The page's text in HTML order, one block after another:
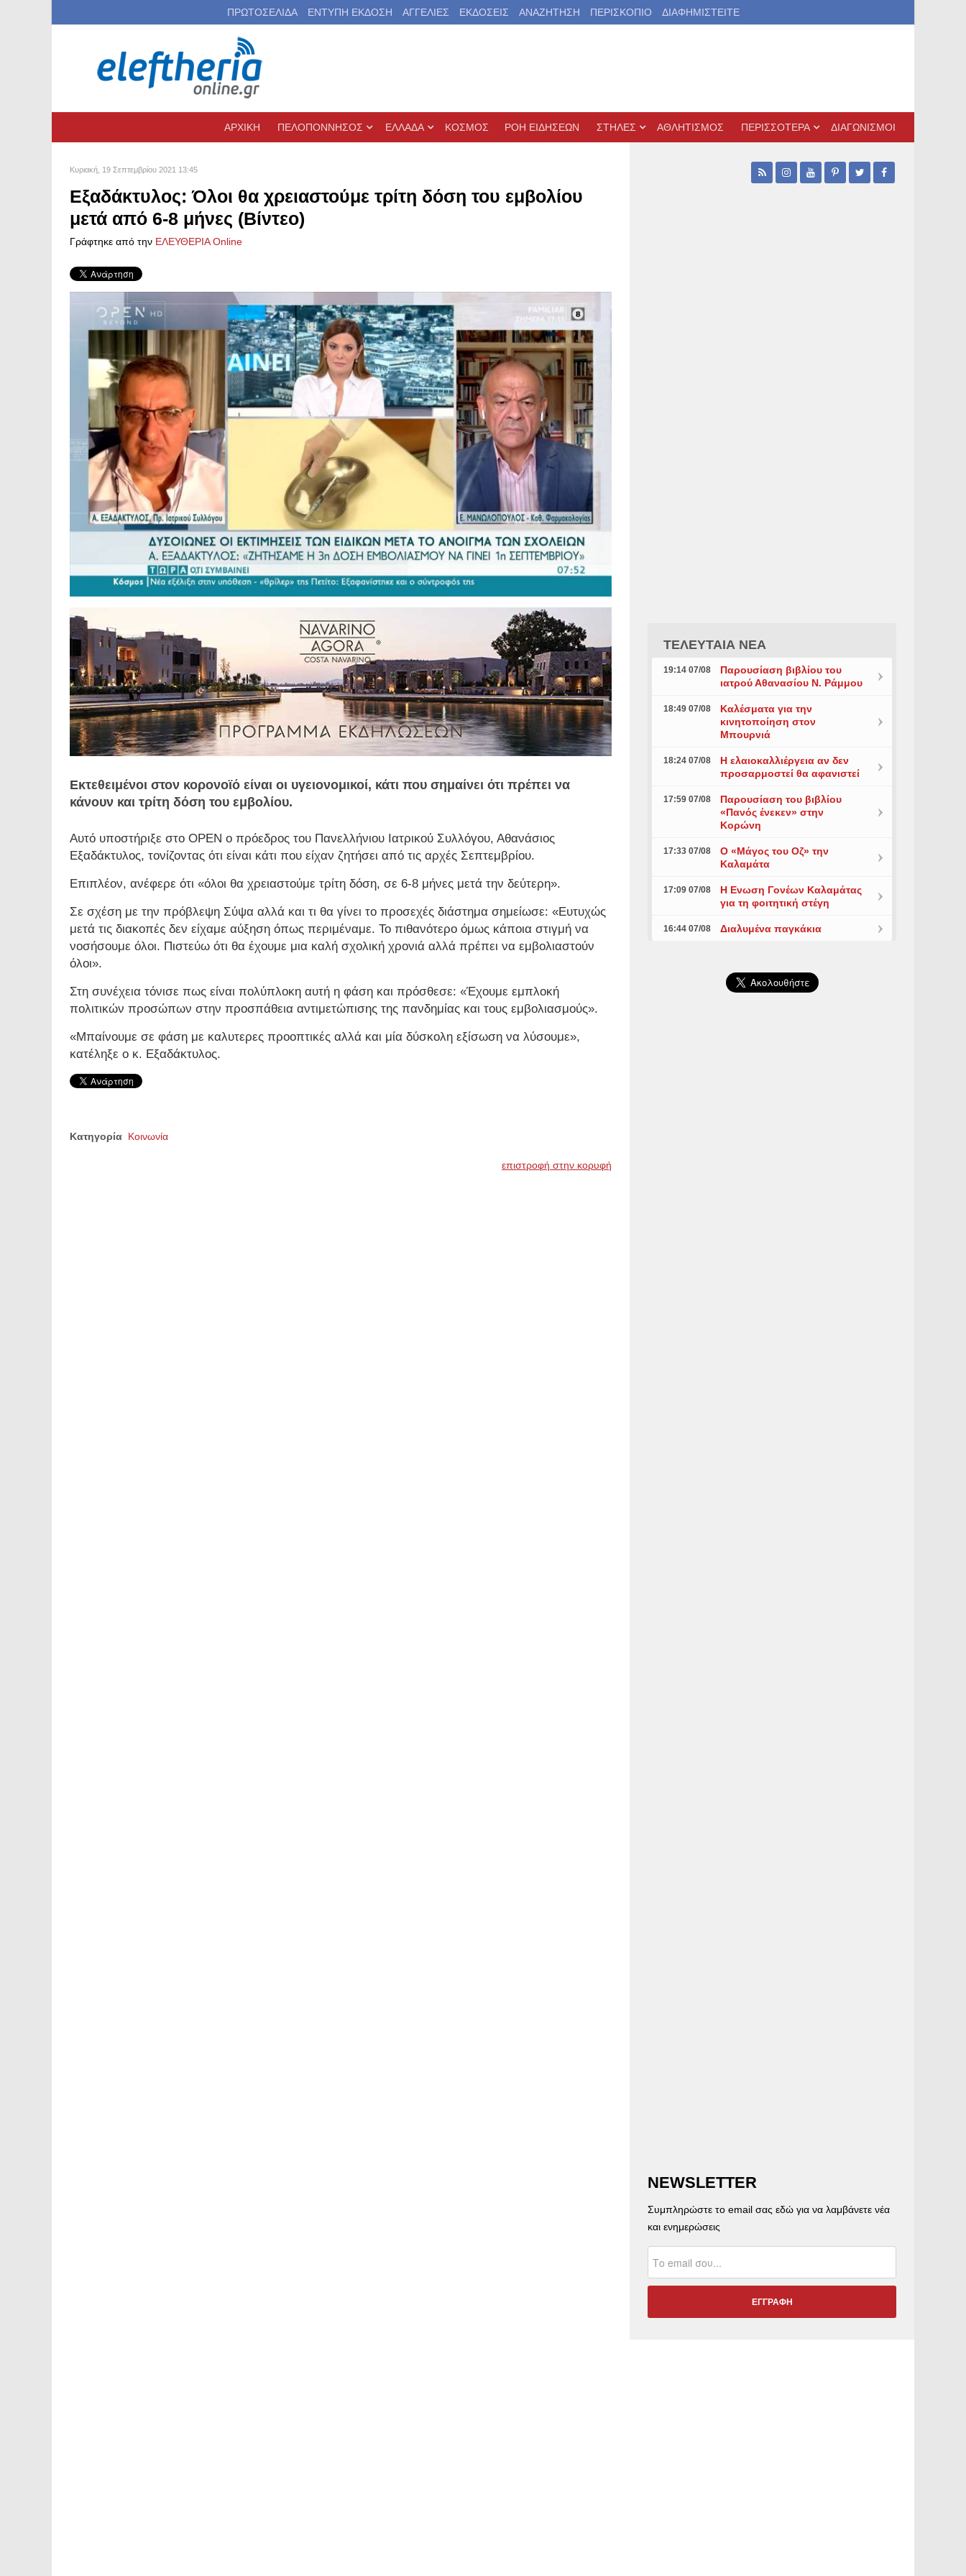
ΠΡΩΤΟΣΕΛΙΔΑ ΕΝΤΥΠΗ ΕΚΔΟΣΗ ΑΓΓΕΛΙΕΣ ΕΚΔΟΣΕΙΣ ΑΝΑΖΗΤΗΣΗ ΠΕΡΙΣΚΟΠΙΟ ΔΙΑΦΗΜΙΣΤΕΙΤΕ
ΑΡΧΙΚΗ ΠΕΛΟΠΟΝΝΗΣΟΣ ΕΛΛΑΔΑ ΚΟΣΜΟΣ ΡΟΗ ΕΙΔΗΣΕΩΝ ΣΤΗΛΕΣ ΑΘΛΗΤΙΣΜΟΣ ΠΕΡΙΣΣΟΤΕΡΑ ΔΙΑΓΩΝΙΣΜΟΙ
Κυριακή, 19 Σεπτεμβρίου 2021 13:45
Εξαδάκτυλος: Όλοι θα χρειαστούμε τρίτη δόση του εμβολίου
μετά από 6-8 μήνες (Βίντεο)
Γράφτηκε από την ΕΛΕΥΘΕΡΙΑ Online
Εκτεθειμένοι στον κορονοϊό είναι οι υγειονομικοί, κάτι που σημαίνει ότι πρέπει να
κάνουν και τρίτη δόση του εμβολίου.
Αυτό υποστήριξε στο OPEN ο πρόεδρος του Πανελλήνιου Ιατρικού Συλλόγου, Αθανάσιος
Εξαδάκτυλος, τονίζοντας ότι είναι κάτι που είχαν ζητήσει από τις αρχές Σεπτεμβρίου.
Επιπλέον, ανέφερε ότι «όλοι θα χρειαστούμε τρίτη δόση, σε 6-8 μήνες μετά την δεύτερη».
Σε σχέση με την πρόβλεψη Σύψα αλλά και τι θα γίνει το προσεχές διάστημα σημείωσε: «Ευτυχώς
μετά τις διακοπές δεν είχαμε αύξηση όπως περιμέναμε. Το πιθανότερο όμως κάποια στιγμή να
νοσήσουμε όλοι. Πιστεύω ότι θα έχουμε μια καλή σχολική χρονιά αλλά πρέπει να εμβολιαστούν
όλοι».
Στη συνέχεια τόνισε πως είναι πολύπλοκη αυτή η φάση και πρόσθεσε: «Έχουμε εμπλοκή
πολιτικών προσώπων στην προσπάθεια αντιμετώπισης της πανδημίας και τους εμβολιασμούς».
«Μπαίνουμε σε φάση με καλυτερες προοπτικές αλλά και μία δύσκολη εξίσωση να λύσουμε»,
κατέληξε ο κ. Εξαδάκτυλος.
Κατηγορία Κοινωνία
επιστροφή στην κορυφή
ΤΕΛΕΥΤΑΙΑ ΝΕΑ
19:14 07/08
Παρουσίαση βιβλίου του
ιατρού Αθανασίου Ν. Ράμμου
18:49 07/08
Καλέσματα για την
κινητοποίηση στον
Μπουρνιά
18:24 07/08
Η ελαιοκαλλιέργεια αν δεν
προσαρμοστεί θα αφανιστεί
17:59 07/08
Παρουσίαση του βιβλίου
«Πανός ένεκεν» στην
Κορώνη
17:33 07/08
Ο «Μάγος του Οζ» την
Καλαμάτα
17:09 07/08
Η Ενωση Γονέων Καλαμάτας
για τη φοιτητική στέγη
16:44 07/08 Διαλυμένα παγκάκια
NEWSLETTER
Συμπληρώστε το email σας εδώ για να λαμβάνετε νέα
και ενημερώσεις